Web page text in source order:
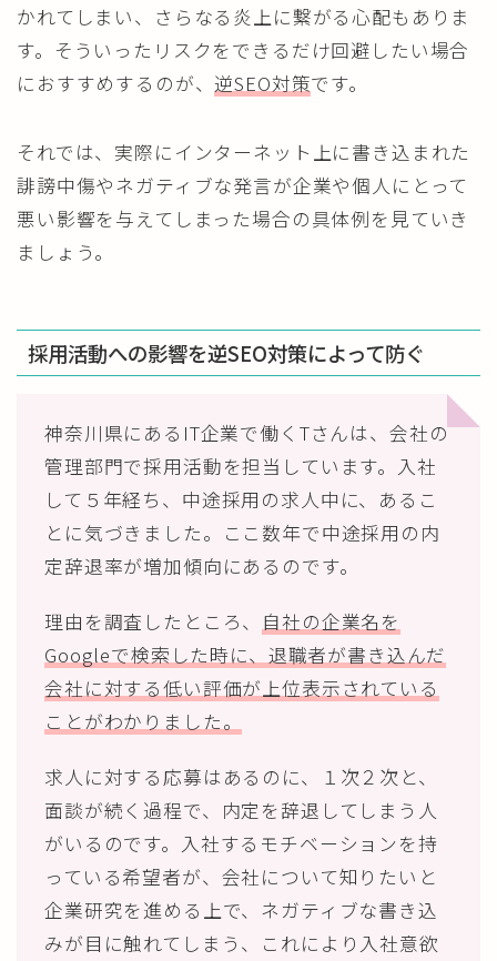
かれてしまい、さらなる炎上に繋がる心配もありま
す。そういったリスクをできるだけ回避したい場合
におすすめするのが、 逆SEO対策です。
それでは、実際にインターネット上に書き込まれた
誹謗中傷やネガティブな発言が企業や個人にとって
悪い影響を与えてしまった場合の具体例を見ていき
ましょう。
採用活動への影響を逆SEO対策によって防ぐ
神奈川県にあるIT企業で働くTさんは、会社の
管理部門で採用活動を担当しています。入社
して５年経ち、中途採用の求人中に、あるこ
とに気づきました。ここ数年で中途採用の内
定辞退率が増加傾向にあるのです。
理由を調査したところ、 自社の企業名を
Googleで検索した時に、退職者が書き込んだ
会社に対する低い評価が上位表示されている
ことがわかりました。
求人に対する応募はあるのに、１次２次と、
面談が続く過程で、内定を辞退してしまう人
がいるのです。入社するモチベーションを持
っている希望者が、会社について知りたいと
企業研究を進める上で、ネガティブな書き込
みが目に触れてしまう、これにより入社意欲